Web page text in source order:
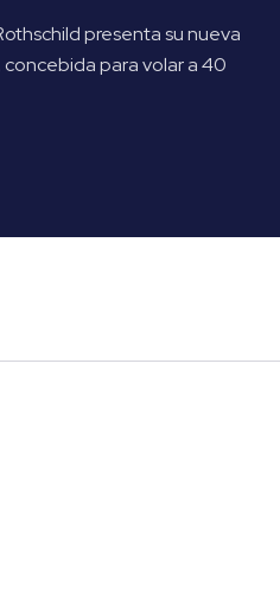
presenta su nueva
para volar a 40